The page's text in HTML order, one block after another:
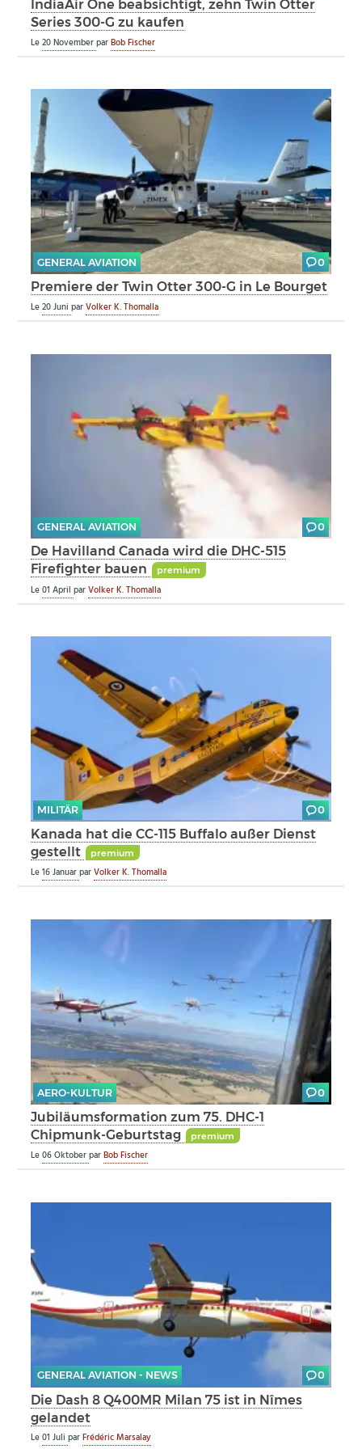
IndiaAir One beabsichtigt, zehn Twin Otter
Series 300-G zu kaufen
Le20 NovemberparBob Fischer
GENERAL AVIATION 0
Premiere der Twin Otter 300-G in Le Bourget
Le20 JuniparVolker K. Thomalla
GENERAL AVIATION 0
De Havilland Canada wird die DHC-515
Firefighter bauen
premium
Le01 AprilparVolker K. Thomalla
MILITÄR 0
Kanada hat die CC-115 Buffalo außer Dienst
gestellt
premium
Le16 JanuarparVolker K. Thomalla
AERO-KULTUR 0
Jubiläumsformation zum 75. DHC-1
Chipmunk-Geburtstag
premium
Le06 OktoberparBob Fischer
GENERAL AVIATION - NEWS 0
Die Dash 8 Q400MR Milan 75 ist in Nîmes
gelandet
Le01 JuliparFrédéric Marsalay